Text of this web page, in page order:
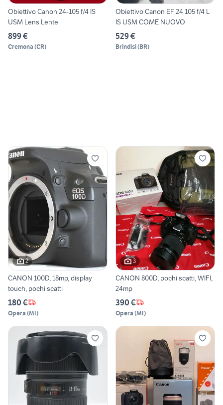
Obiettivo Canon 24-105 f/4 IS
USM Lens Lente
899 €
Cremona (CR)
Obiettivo Canon EF 24 105 f/4 L
IS USM COME NUOVO
529 €
Brindisi(BR)
2
CANON 100D, 18mp, display
touch, pochi scatti
180 €
Opera (MI)
3
CANON 800D, pochi scatti, WIFI,
24mp
390 €
Opera (MI)